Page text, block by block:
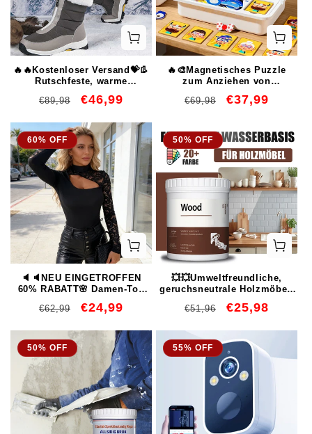
🔥🔥Kostenloser Versand💝👢
Rutschfeste, warme
Reißverschluss für Damen✨
Normaler
€89,98 Verkaufspreis
€46,99
🔥🎨Magnetisches Puzzle
zum Anziehen von
Vorschulalter
Normaler
€69,98 Verkaufspreis
€37,99
60% OFF
🔈🔈NEU EINGETROFFEN
60% RABATT🌸 Damen-Top
und Spitzenärmeln👚
Normaler
€62,99 Verkaufspreis
€24,99
50% OFF
💥💥Umweltfreundliche,
geruchsneutrale Holzmöbel-
Renovierungsfarbe auf
Normaler
€51,96 Verkaufspreis
€25,98
50% OFF 55% OFF